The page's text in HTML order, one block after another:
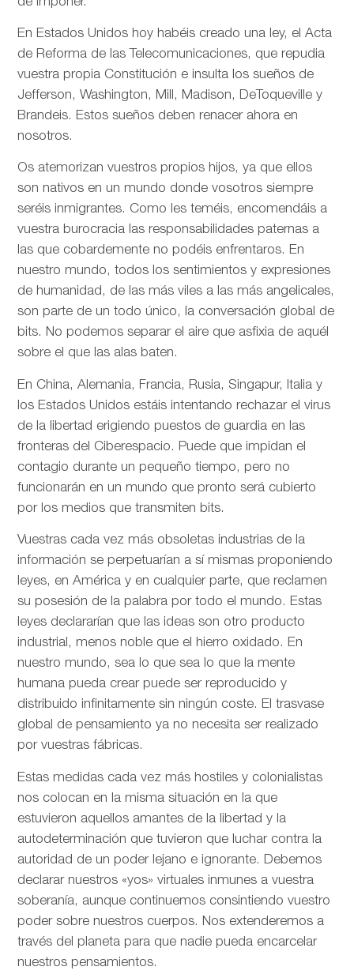
En Estados Unidos hoy habéis creado una ley, el Acta
de Reforma de las Telecomunicaciones, que repudia
vuestra propia Constitución e insulta los sueños de
Jefferson, Washington, Mill, Madison, DeToqueville y
Brandeis. Estos sueños deben renacer ahora en
nosotros.
Os atemorizan vuestros propios hijos, ya que ellos
son nativos en un mundo donde vosotros siempre
seréis inmigrantes. Como les teméis, encomendáis a
vuestra burocracia las responsabilidades paternas a
las que cobardemente no podéis enfrentaros. En
nuestro mundo, todos los sentimientos y expresiones
de humanidad, de las más viles a las más angelicales,
son parte de un todo único, la conversación global de
bits. No podemos separar el aire que asfixia de aquél
sobre el que las alas baten.
En China, Alemania, Francia, Rusia, Singapur, Italia y
los Estados Unidos estáis intentando rechazar el virus
de la libertad erigiendo puestos de guardia en las
fronteras del Ciberespacio. Puede que impidan el
contagio durante un pequeño tiempo, pero no
funcionarán en un mundo que pronto será cubierto
por los medios que transmiten bits.
Vuestras cada vez más obsoletas industrias de la
información se perpetuarían a sí mismas proponiendo
leyes, en América y en cualquier parte, que reclamen
su posesión de la palabra por todo el mundo. Estas
leyes declararían que las ideas son otro producto
industrial, menos noble que el hierro oxidado. En
nuestro mundo, sea lo que sea lo que la mente
humana pueda crear puede ser reproducido y
distribuido infinitamente sin ningún coste. El trasvase
global de pensamiento ya no necesita ser realizado
por vuestras fábricas.
Estas medidas cada vez más hostiles y colonialistas
nos colocan en la misma situación en la que
estuvieron aquellos amantes de la libertad y la
autodeterminación que tuvieron que luchar contra la
autoridad de un poder lejano e ignorante. Debemos
declarar nuestros «yos» virtuales inmunes a vuestra
soberanía, aunque continuemos consintiendo vuestro
poder sobre nuestros cuerpos. Nos extenderemos a
través del planeta para que nadie pueda encarcelar
nuestros pensamientos.